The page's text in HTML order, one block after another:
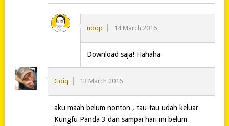
ndop 14 March 2016
Download saja! Hahaha
Goiq 13 March 2016
aku maah belum nonton , tau-tau udah keluar
Kungfu Panda 3 dan sampai hari ini belum